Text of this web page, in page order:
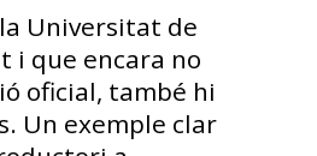
Universitat de
i que encara no
oficial, també hi
Un exemple clar